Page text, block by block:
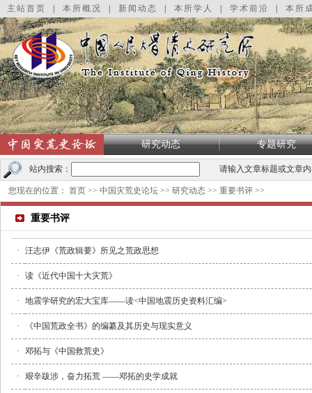
主站首页 本所概况 新闻动态 本所学人 学术前沿 本所
研究动态 专题研究
站内搜索： 请输入文章标题或文章
您现在的位置： 首页 >> 中国灾荒史论坛 >> 研究动态 >> 重要书评 >>
重要书评
· 汪志伊《荒政辑要》所见之荒政思想
· 读《近代中国十大灾荒》
· 地震学研究的宏大宝库——读<中国地震历史资料汇编>
· 《中国荒政全书》的编纂及其历史与现实意义
· 邓拓与《中国救荒史》
· 艰辛跋涉，奋力拓荒 ——邓拓的史学成就